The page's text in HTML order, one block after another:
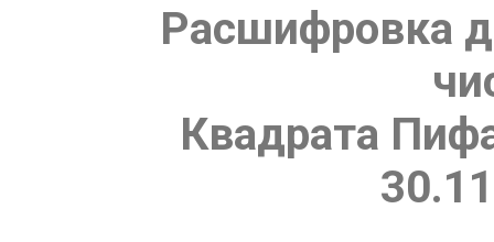
Расшифровка
Квадрата